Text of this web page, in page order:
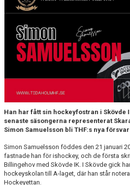
THF UNGDOMSPOLICY - RÖDA TRÅD
TRISSBOLAGET
DOKUMENT
ALLMÄNHETENS ÅKNING
FÖRSÄKRING
Han har fått sin hockeyfostran i Skövde
senaste säsongerna representerat
Simon Samuelsson bli THF:s nya
Simon Samuelsson föddes den 21 januari
fastnade han för ishockey, och de första
Billingehov med Skövde IK. I Skövde gick
hockeyskolan till A-laget, där han står
Hockeyettan.